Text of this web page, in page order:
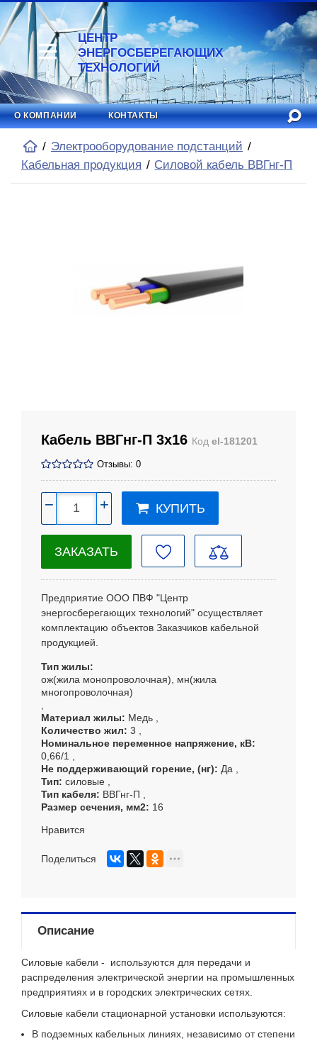
ЦЕНТР
ЭНЕРГОСБЕРЕГАЮЩИХ
ТЕХНОЛОГИЙ
О КОМПАНИИ КОНТАКТЫ
Электрооборудование подстанций
Кабельная продукция
Силовой кабель ВВГнг-П
Кабель ВВГнг-П 3х16 Код el-181201
Отзывы: 0
− + КУПИТЬ
ЗАКАЗАТЬ
Предприятие ООО ПВФ "Центр
энергосберегающих технологий" осуществляет
комплектацию объектов Заказчиков кабельной
продукцией.
Тип жилы
ож(жила монопроволочная), мн(жила
многопроволочная)
Материал жилы
Медь
Количество жил
3
Номинальное переменное напряжение, кВ
0,66/1
Не поддерживающий горение, (нг)
Да
Тип силовые
Тип кабеля
ВВГнг-П
Размер сечения, мм2
16
Нравится
Поделиться
Описание
Силовые кабели - используются для передачи и
распределения электрической энергии на промышленных
предприятиях и в городских электрических сетях.
Силовые кабели стационарной установки используются:
В подземных кабельных линиях, независимо от степени